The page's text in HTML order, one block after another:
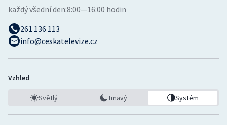
každý všední den:8:00—16:00 hodin
261 136 113
info@ceskatelevize.cz
Vzhled
Světlý Tmavý Systém